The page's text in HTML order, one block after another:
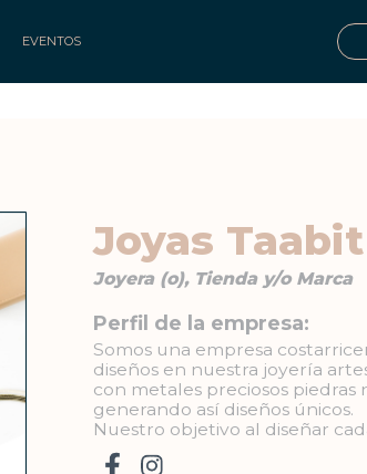
EVENTOS
Joyas Taabit
Joyera (o), Tienda y/o Marca
Perfil de la empresa:
Somos una empresa
diseños en nuestra joyería
con metales preciosos
generando así diseños únicos.
Nuestro objetivo al diseñar